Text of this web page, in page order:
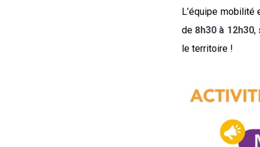
L’équipe mobilité
de8h30 à 12h30,
le territoire !